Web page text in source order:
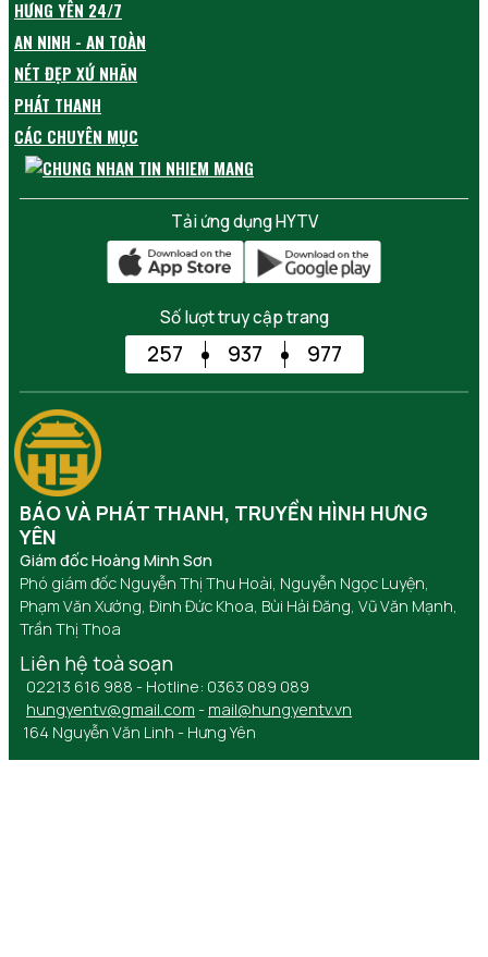
HƯNG YÊN 24/7
AN NINH - AN TOÀN
NÉT ĐẸP XỨ NHÃN
PHÁT THANH
CÁC CHUYÊN MỤC
Tải ứng dụng HYTV
Số lượt truy cập trang
257 937 977
BÁO VÀ PHÁT THANH, TRUYỀN HÌNH HƯNG
YÊN
Giám đốc Hoàng Minh Sơn
Phó giám đốc Nguyễn Thị Thu Hoài, Nguyễn Ngọc Luyện,
Phạm Văn Xướng, Đinh Đức Khoa, Bùi Hải Đăng, Vũ Văn Mạnh,
Trần Thị Thoa
Liên hệ toà soạn
02213 616 988 - Hotline: 0363 089 089
hungyentv@gmail.com - mail@hungyentv.vn
164 Nguyễn Văn Linh - Hưng Yên